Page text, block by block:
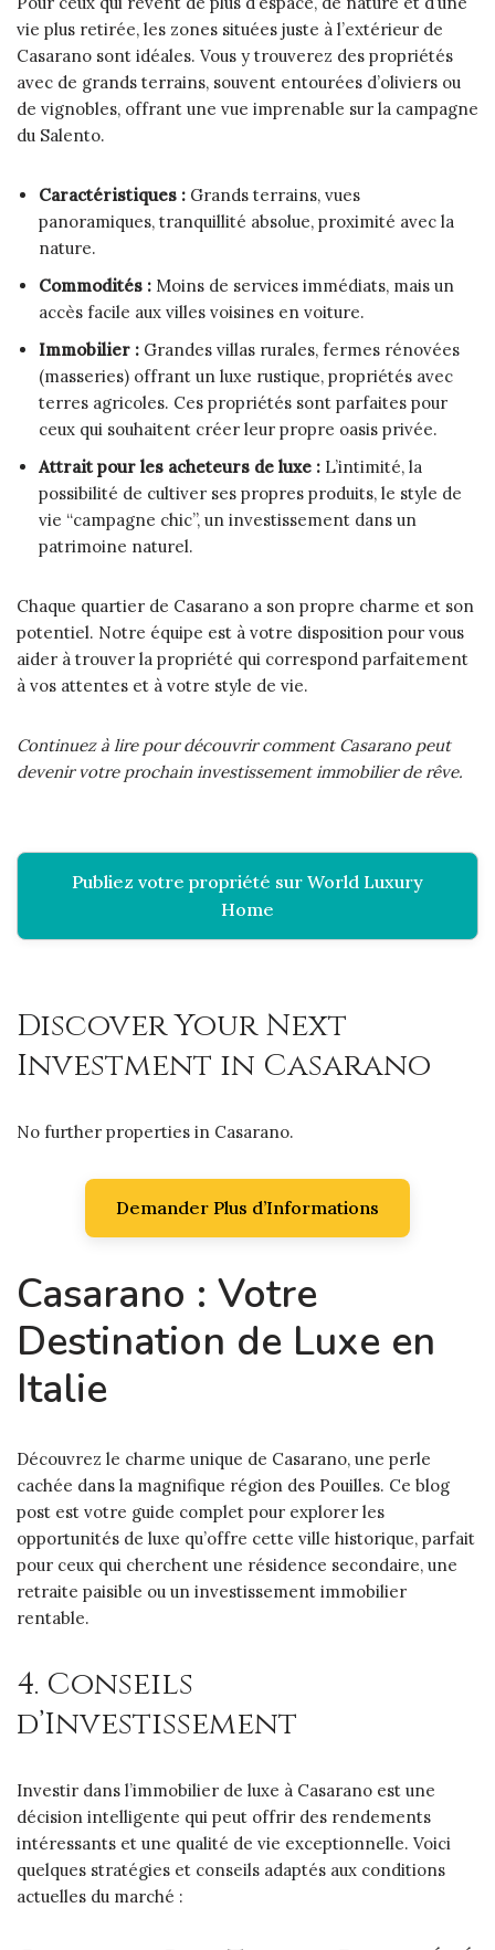
vie plus retirée, les zones situées juste à l’extérieur de
Casarano sont idéales. Vous y trouverez des propriétés
avec de grands terrains, souvent entourées d’oliviers ou
de vignobles, offrant une vue imprenable sur la campagne
du Salento.
Caractéristiques : Grands terrains, vues
panoramiques, tranquillité absolue, proximité avec la
nature.
Commodités : Moins de services immédiats, mais un
accès facile aux villes voisines en voiture.
Immobilier : Grandes villas rurales, fermes rénovées
(masseries) offrant un luxe rustique, propriétés avec
terres agricoles. Ces propriétés sont parfaites pour
ceux qui souhaitent créer leur propre oasis privée.
Attrait pour les acheteurs de luxe : L’intimité, la
possibilité de cultiver ses propres produits, le style de
vie “campagne chic”, un investissement dans un
patrimoine naturel.
Chaque quartier de Casarano a son propre charme et son
potentiel. Notre équipe est à votre disposition pour vous
aider à trouver la propriété qui correspond parfaitement
à vos attentes et à votre style de vie.
Continuez à lire pour découvrir comment Casarano peut
devenir votre prochain investissement immobilier de rêve.
Publiez votre propriété sur World Luxury
Home
Discover Your Next
Investment in Casarano
No further properties in Casarano.
Demander Plus d’Informations
Casarano : Votre
Destination de Luxe en
Italie
Découvrez le charme unique de Casarano, une perle
cachée dans la magnifique région des Pouilles. Ce blog
post est votre guide complet pour explorer les
opportunités de luxe qu’offre cette ville historique, parfait
pour ceux qui cherchent une résidence secondaire, une
retraite paisible ou un investissement immobilier
rentable.
4. Conseils
d’Investissement
Investir dans l’immobilier de luxe à Casarano est une
décision intelligente qui peut offrir des rendements
intéressants et une qualité de vie exceptionnelle. Voici
quelques stratégies et conseils adaptés aux conditions
actuelles du marché :